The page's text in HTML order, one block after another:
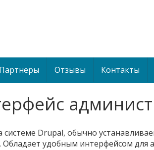
Партнеры Отзывы Контакты
Drupal, обычно
удобным интерфейсом для